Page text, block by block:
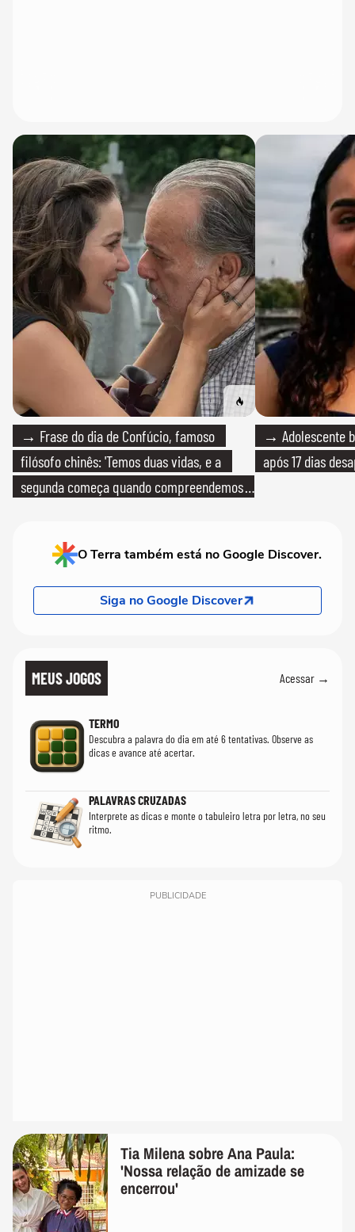
→ Frase do dia de Confúcio, famoso
filósofo chinês: 'Temos duas vidas, e a
segunda começa quando compreendemos
→ Adolescente
após 17 dias
O Terra também está no Google Discover.
Siga no Google Discover
MEUS JOGOS Acessar →
TERMO
Descubra a palavra do dia em até 6 tentativas. Observe as
dicas e avance até acertar.
PALAVRAS CRUZADAS
Interprete as dicas e monte o tabuleiro letra por letra, no seu
ritmo.
PUBLICIDADE
Tia Milena sobre Ana Paula:
'Nossa relação de amizade se
encerrou'